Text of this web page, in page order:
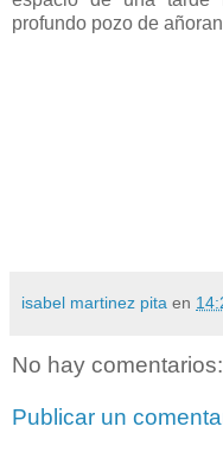
profundo pozo de
isabel martinez pita en
No hay comentarios:
Publicar un